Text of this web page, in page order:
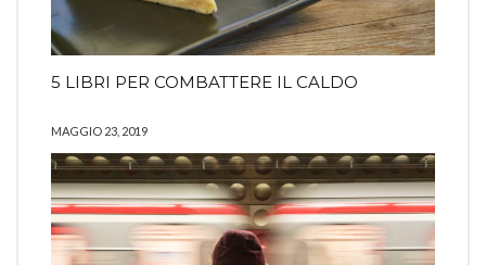
5 LIBRI PER COMBATTERE IL CALDO
MAGGIO 23, 2019